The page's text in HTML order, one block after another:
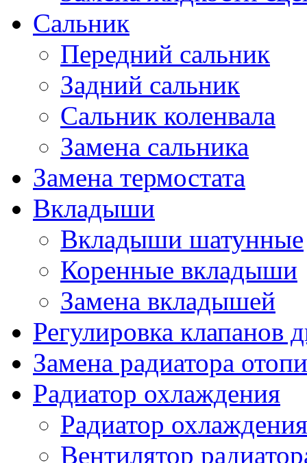
Сальник
Передний сальник
Задний сальник
Сальник коленвала
Замена сальника
Замена термостата
Вкладыши
Вкладыши шатунные
Коренные вкладыши
Замена вкладышей
Регулировка клапанов
Замена радиатора
Радиатор охлаждения
Радиатор
Вентилятор